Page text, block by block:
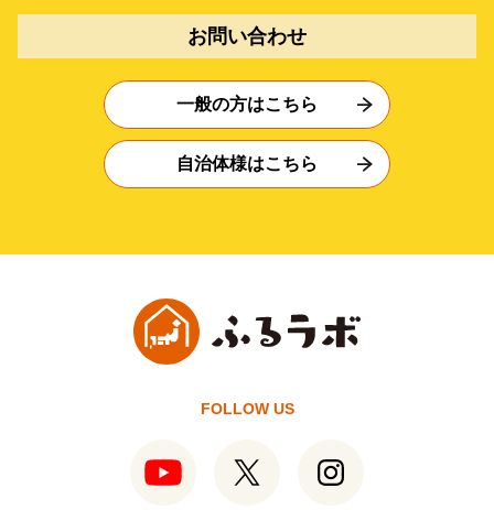
お問い合わせ
一般の方はこちら
自治体様はこちら
FOLLOW US